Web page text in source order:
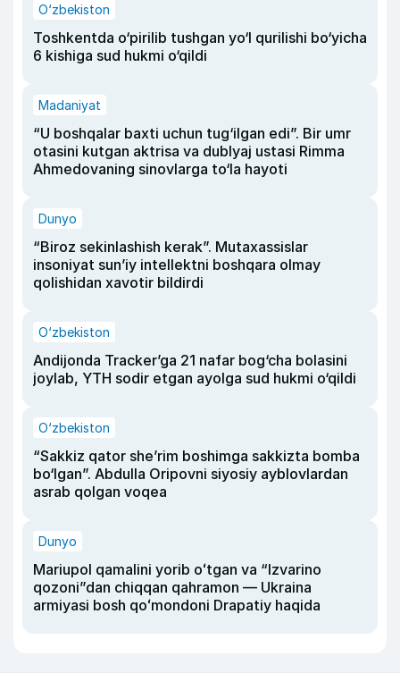
O‘zbekiston
Toshkentda o‘pirilib tushgan yo‘l qurilishi bo‘yicha
6 kishiga sud hukmi o‘qildi
Madaniyat
“U boshqalar baxti uchun tug‘ilgan edi”. Bir umr
otasini kutgan aktrisa va dublyaj ustasi Rimma
Ahmedovaning sinovlarga to‘la hayoti
Dunyo
“Biroz sekinlashish kerak”. Mutaxassislar
insoniyat sun’iy intellektni boshqara olmay
qolishidan xavotir bildirdi
O‘zbekiston
Andijonda Tracker’ga 21 nafar bog‘cha bolasini
joylab, YTH sodir etgan ayolga sud hukmi o‘qildi
O‘zbekiston
“Sakkiz qator she’rim boshimga sakkizta bomba
bo‘lgan”. Abdulla Oripovni siyosiy ayblovlardan
asrab qolgan voqea
Dunyo
Mariupol qamalini yorib oʻtgan va “Izvarino
qozoni”dan chiqqan qahramon — Ukraina
armiyasi bosh qoʻmondoni Drapatiy haqida